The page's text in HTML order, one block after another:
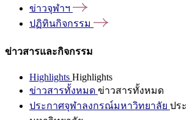
ข่าวจุฬาฯ
ปฏิทินกิจกรรม
ข่าวสารและกิจกรรม
Highlights Highlights
ข่าวสารทั้งหมด ข่าวสารทั้งหมด
ประกาศจุฬาลงกรณ์มหาวิทยาลัย ปร